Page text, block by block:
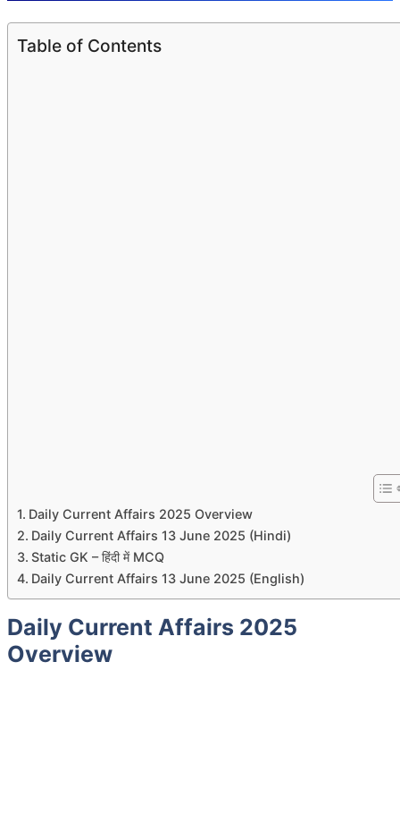
Table of Contents
Daily Current Affairs 2025 Overview
Daily Current Affairs 13 June 2025 (Hindi)
Static GK – हिंदी में MCQ
Daily Current Affairs 13 June 2025 (English)
Daily Current Affairs 2025
Overview